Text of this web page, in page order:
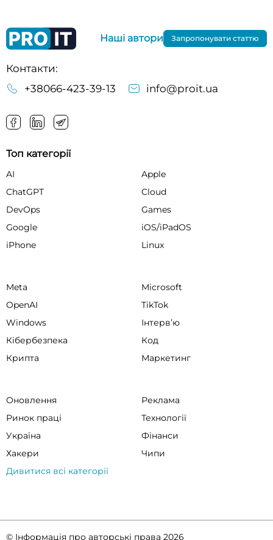
Контакти:
+38066-423-39-13
info@proit.ua
Наші автори Запропонувати статтю
Топ категорії
AI
Apple
ChatGPT
Cloud
DevOps
Games
Google
iOS/iPadOS
iPhone
Linux
Meta
Microsoft
OpenAI
TikTok
Windows
Інтервʼю
Кібербезпека
Код
Крипта
Маркетинг
Оновлення
Реклама
Ринок праці
Технології
Україна
Фінанси
Хакери
Чипи
Дивитися всі категорії
© Інформація про авторські права 2026